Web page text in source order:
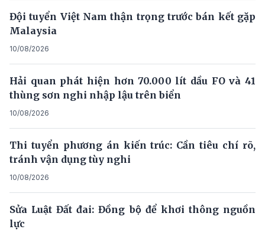
Đội tuyển Việt Nam thận trọng trước bán kết gặp
Malaysia
10/08/2026
Hải quan phát hiện hơn 70.000 lít dầu FO và 41
thùng sơn nghi nhập lậu trên biển
10/08/2026
Thi tuyển phương án kiến trúc: Cần tiêu chí rõ,
tránh vận dụng tùy nghi
10/08/2026
Sửa Luật Đất đai: Đồng bộ để khơi thông nguồn
lực